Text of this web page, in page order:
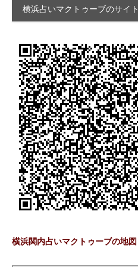
横浜占いマクトゥーブのサイト
横浜関内占いマクトゥーブの地図